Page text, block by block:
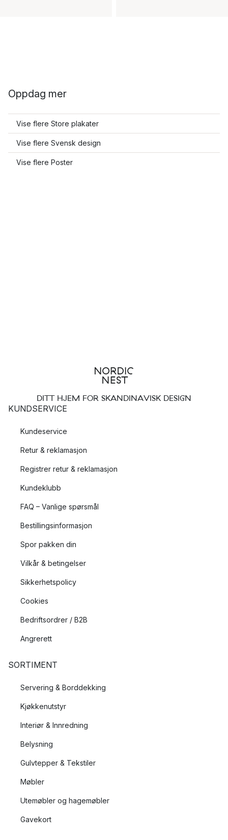
Oppdag mer
Vise flere Store plakater
Vise flere Svensk design
Vise flere Poster
DITT HJEM FOR SKANDINAVISK DESIGN
KUNDSERVICE
Kundeservice
Retur & reklamasjon
Registrer retur & reklamasjon
Kundeklubb
FAQ – Vanlige spørsmål
Bestillingsinformasjon
Spor pakken din
Vilkår & betingelser
Sikkerhetspolicy
Cookies
Bedriftsordrer / B2B
Angrerett
SORTIMENT
Servering & Borddekking
Kjøkkenutstyr
Interiør & Innredning
Belysning
Gulvtepper & Tekstiler
Møbler
Utemøbler og hagemøbler
Gavekort